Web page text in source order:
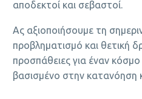
αποδεκτοί και σεβαστοί.
Ας αξιοποιήσουμε τη
προβληματισμό και θετική
προσπάθειες για έναν κόσμο
βασισμένο στην κατανόηση